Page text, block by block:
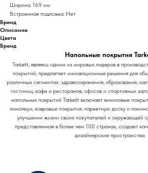
Ширина: 169 мм
Встроенная подложка: Нет
Бренд
Описание
Цвета
Бренд
Напольные покрытия
Tarkett, являясь одним из мировых лидеров в
покрытий, предлагает инновационные решения для
различных сегментах: здравоохранения, образования,
гостиниц, кафе и ресторанов, офисов и спортивных
напольных покрытий Tarkett включает виниловые
линолеум, ковровые покрытия, паркетную доску и
улучшении жизни своих покупателей и окружающей
представленная в более чем 100 странах, создает
дизайнерские пространства.